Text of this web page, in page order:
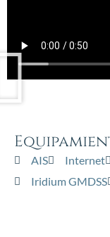
AIS Internet
Iridium GMDSS